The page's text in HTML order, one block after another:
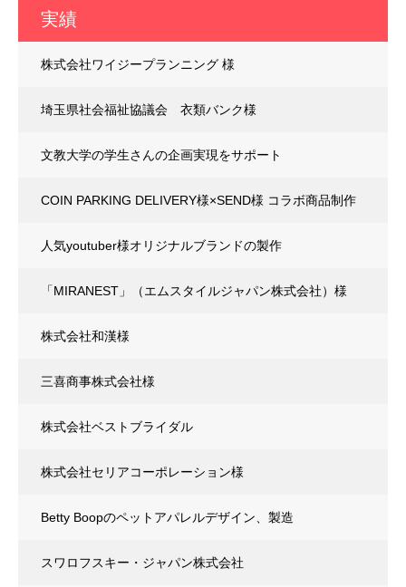
実績
株式会社ワイジープランニング 様
埼玉県社会福祉協議会 衣類バンク様
文教大学の学生さんの企画実現をサポート
COIN PARKING DELIVERY様×SEND様 コラボ商品制作
人気youtuber様オリジナルブランドの製作
「MIRANEST」（エムスタイルジャパン株式会社）様
株式会社和漢様
三喜商事株式会社様
株式会社ベストブライダル
株式会社セリアコーポレーション様
Betty Boopのペットアパレルデザイン、製造
スワロフスキー・ジャパン株式会社